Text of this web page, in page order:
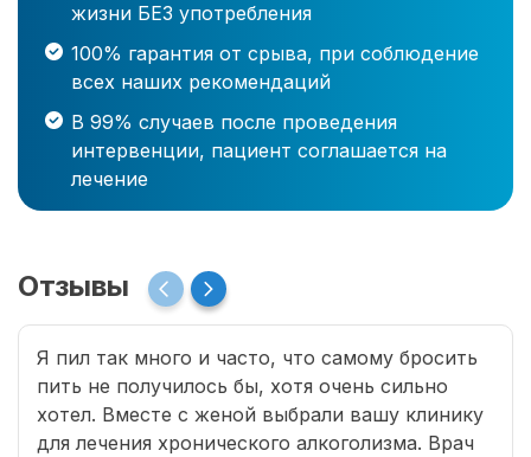
жизни БЕЗ употребления
100% гарантия от срыва, при соблюдение
всех наших рекомендаций
В 99% случаев после проведения
интервенции, пациент соглашается на
лечение
Отзывы
Я пил так много и часто, что самому бросить
пить не получилось бы, хотя очень сильно
хотел. Вместе с женой выбрали вашу клинику
для лечения хронического алкоголизма. Врач